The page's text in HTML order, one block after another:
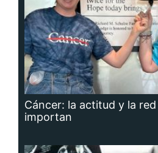
Cáncer: la actitud y la
importan